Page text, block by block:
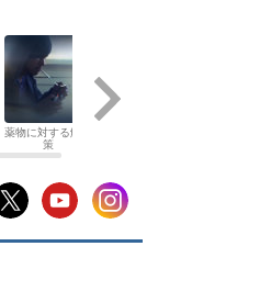
薬物に対する解決
策